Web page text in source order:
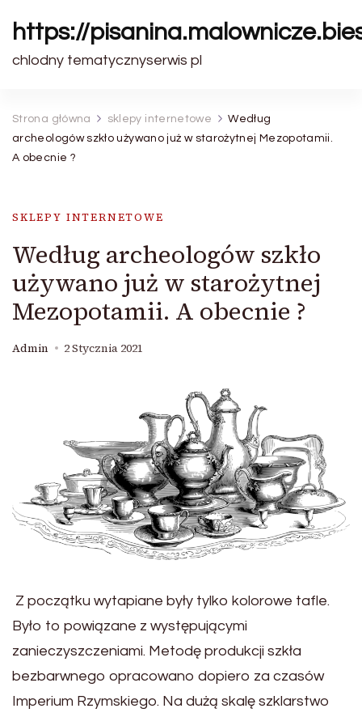
https://
chlodny tematycznyserwis pl
Strona główna sklepy internetowe
Według
archeologów szkło używano już w starożytnej Mezopotamii.
A obecnie ?
SKLEPY INTERNETOWE
Według archeologów szkło
używano już w starożytnej
Mezopotamii. A obecnie ?
Admin 2 Stycznia 2021
Z początku wytapiane były tylko kolorowe tafle.
Było to powiązane z występującymi
zanieczyszczeniami. Metodę produkcji szkła
bezbarwnego opracowano dopiero za czasów
Imperium Rzymskiego. Na dużą skalę szklarstwo